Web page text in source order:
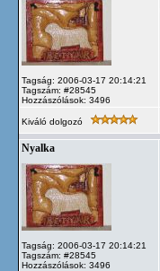
Tagság: 2006-03-17 20:14:21
Tagszám: #28545
Hozzászólások: 3496
Kiváló dolgozó
Nyalka
Tagság: 2006-03-17 20:14:21
Tagszám: #28545
Hozzászólások: 3496